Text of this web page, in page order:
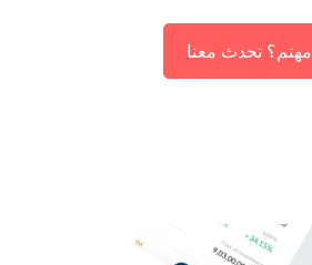
مهتم؟ تحدث معنا